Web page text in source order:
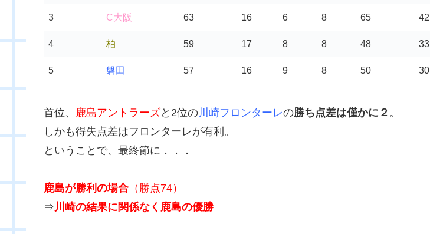
3 C大阪 63 16 6 8 65 42
4 柏 59 17 8 8 48 33
5 磐田 57 16 9 8 50 30
首位、 鹿島アントラーズと2位の川崎フロンターレの勝ち点差は僅かに２ 。
しかも得失点差はフロンターレが有利。
ということで、最終節に．．．
鹿島が勝利の場合 （勝点74）
⇒川崎の結果に関係なく鹿島の優勝